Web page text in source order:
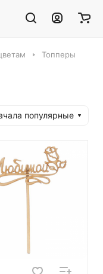
Топперы
популярные